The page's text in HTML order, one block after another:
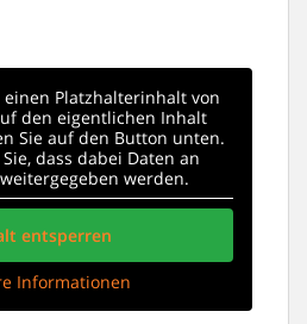
einen Platzhalterinhalt von
den eigentlichen Inhalt
Sie auf den Button unten.
dass dabei Daten an
werden.
entsperren
Informationen